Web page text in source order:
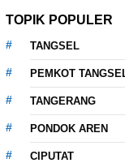
TOPIK POPULER
TANGSEL
PEMKOT
TANGERANG
PONDOK AREN
CIPUTAT